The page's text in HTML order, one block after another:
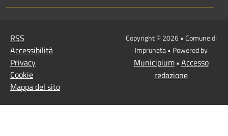
RSS
Accessibilità
Privacy
Cookie
Mappa del sito
Copyright © 2026 • Comune di
Impruneta • Powered by
Municipium• Accesso
redazione